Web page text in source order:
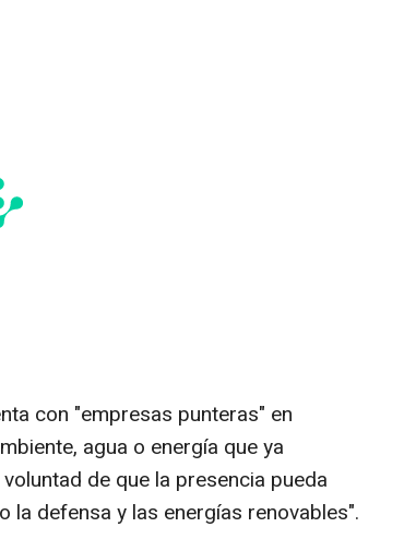
con "empresas punteras" en
agua o energía que ya
de que la presencia pueda
defensa y las energías renovables".